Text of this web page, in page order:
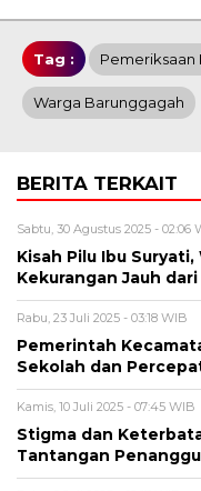
Tag : Pemeriksaan
Warga Barunggagah
BERITA TERKAIT
Sabtu, 30 Agustus 2025 - 02:06
Kisah Pilu Ibu
Kekurangan Jauh
Rabu, 23 Juli 2025 - 03:18 WIB
Pemerintah
Sekolah dan
Kamis, 10 Juli 2025 - 07:45 WIB
Stigma dan
Tantangan